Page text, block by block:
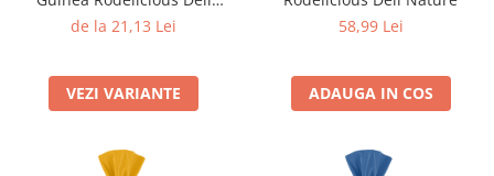
Nature
de la 21,13 Lei
VEZI VARIANTE
58,99 Lei
ADAUGA IN COS